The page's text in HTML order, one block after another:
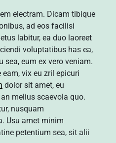
electram. Dicam tibique
ad eos facilisi
labitur, ea duo laoreet
voluptatibus has ea,
eum ex vero veniam.
vix eu zril epicuri
dolor sit amet, eu
melius scaevola quo.
nusquam
Usu amet minim
petentium sea, sit alii